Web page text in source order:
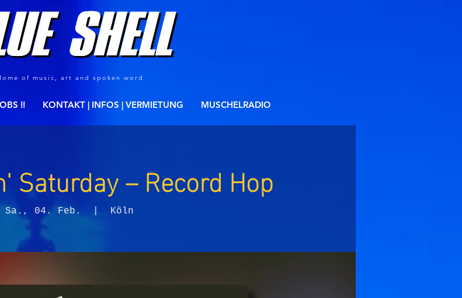
of music, art and spoken word
!! KONTAKT | INFOS | VERMIETUNG MUSCHELRADIO
Saturday – Record Hop
Sa., 04. Feb. Köln